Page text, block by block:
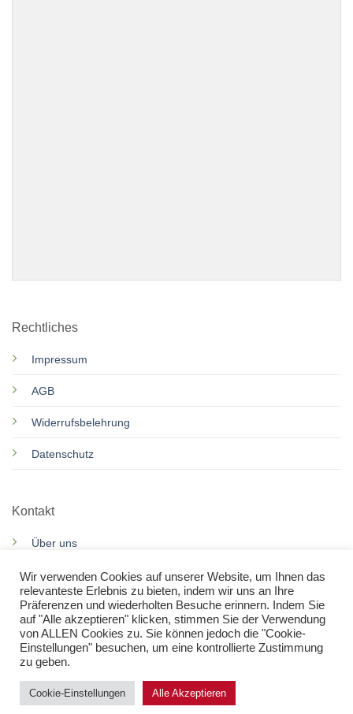
Rechtliches
Impressum
AGB
Widerrufsbelehrung
Datenschutz
Kontakt
Über uns
Motorroller Services
Rennkarts Services
Kontakt
WARENKORB KASSE
WUNSCHLISTE
Wir verwenden Cookies auf unserer Website, um Ihnen das
relevanteste Erlebnis zu bieten, indem wir uns an Ihre
Präferenzen und wiederholten Besuche erinnern. Indem Sie
auf "Alle akzeptieren" klicken, stimmen Sie der Verwendung
von ALLEN Cookies zu. Sie können jedoch die "Cookie-
Einstellungen" besuchen, um eine kontrollierte Zustimmung
zu geben.
Cookie-Einstellungen Alle Akzeptieren